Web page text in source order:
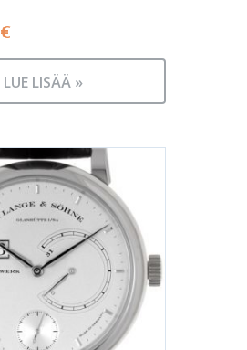
€
LUE LISÄÄ »